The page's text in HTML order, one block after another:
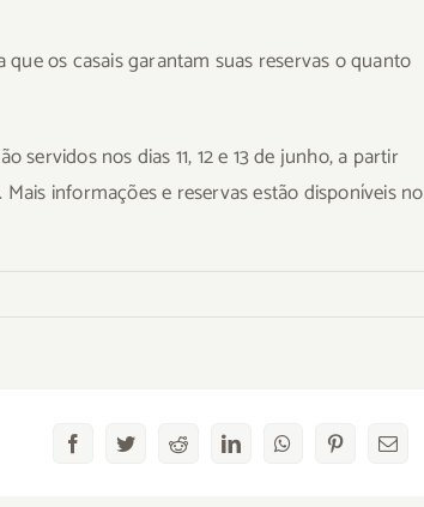
os casais garantam suas reservas o quanto
nos dias 11, 12 e 13 de junho, a partir
informações e reservas estão disponíveis no
FacebookTwitterRedditLinkedInWhatsAppPinterestEmail